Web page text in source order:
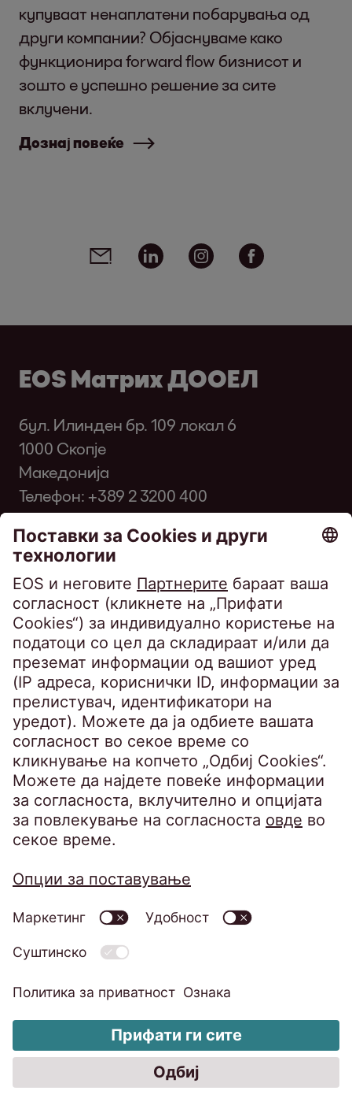
купуваат ненаплатени побарувања од
други компании? Објаснуваме како
функционира forward flow бизнисот и
зошто е успешно решение за сите
вклучени.
Дознај повеќе
Social media links - share article
Email Linkedin Instagram
EOS Матрих ДООЕЛ
бул. Илинден бр. 109 локал 6
1000 Скопје
Македонија
Телефон: +389 2 3200 400
Факс: +389 2 3200 334
infomk@eos-matrix.mk
ЧПП за клиенти
SpeakUP - Канал на укажувачи
Политика за приватност
Барање за исполнување на правата на
субјектот
Политика за информациска безбедност
Изјава за приватност на вршење видео
Кодекс на однесување